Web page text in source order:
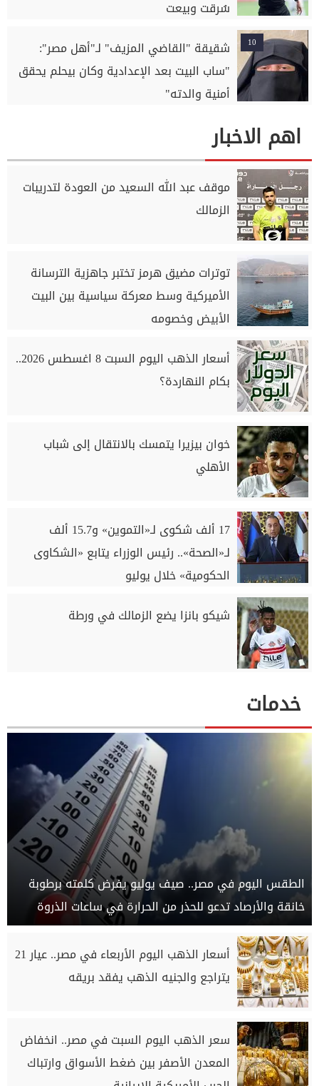
سُرقت وبيعت
10
شقيقة "القاضي المزيف" لـ"أهل مصر":
"ساب البيت بعد الإعدادية وكان بيحلم يحقق
أمنية والدته"
اهم الاخبار
موقف عبد الله السعيد من العودة لتدريبات
الزمالك
توترات مضيق هرمز تختبر جاهزية الترسانة
الأميركية وسط معركة سياسية بين البيت
الأبيض وخصومه
أسعار الذهب اليوم السبت 8 اغسطس 2026..
بكام النهاردة؟
خوان بيزيرا يتمسك بالانتقال إلى شباب
الأهلي
17 ألف شكوى لـ«التموين» و15.7 ألف
لـ«الصحة».. رئيس الوزراء يتابع «الشكاوى
الحكومية» خلال يوليو
شيكو بانزا يضع الزمالك في ورطة
خدمات
الطقس اليوم في مصر.. صيف يوليو يفرض كلمته برطوبة
خانقة والأرصاد تدعو للحذر من الحرارة في ساعات الذروة
أسعار الذهب اليوم الأربعاء في مصر.. عيار 21
يتراجع والجنيه الذهب يفقد بريقه
سعر الذهب اليوم السبت في مصر.. انخفاض
المعدن الأصفر بين ضغط الأسواق وارتباك